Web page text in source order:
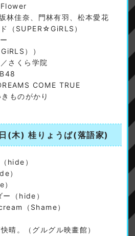
Flower
林佳奈、門林有羽、松本愛花
（SUPER☆GiRLS）
））
さくら学院
COME TRUE
ものがかり
(木) 桂りょうば(落語家)
hide）
）
ー（hide）
（Shame）
晴。（グルグル映畫館）